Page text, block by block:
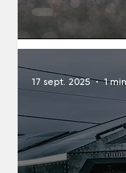
17 sept. 2025